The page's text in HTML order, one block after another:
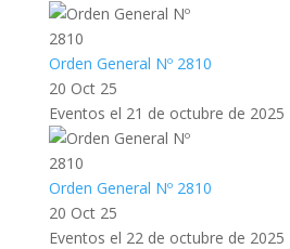
Orden General Nº 2810
20 Oct 25
Eventos el 21 de octubre de 2025
Orden General Nº 2810
20 Oct 25
Eventos el 22 de octubre de 2025